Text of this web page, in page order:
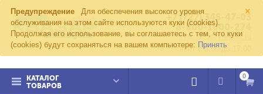
×
Предупреждение
Для обеспечения высокого уровня
обслуживания на этом сайте используются куки (cookies).
Продолжая его использование, вы соглашаетесь с тем, что куки
(cookies) будут сохраняться на вашем компьютере: Принять
+7 (727) 345-47-03
8-800-1000-274
kvazar91@yandex.ru
Пн-пт с 8:00 до 17:00
КАТАЛОГ
ТОВАРОВ
0